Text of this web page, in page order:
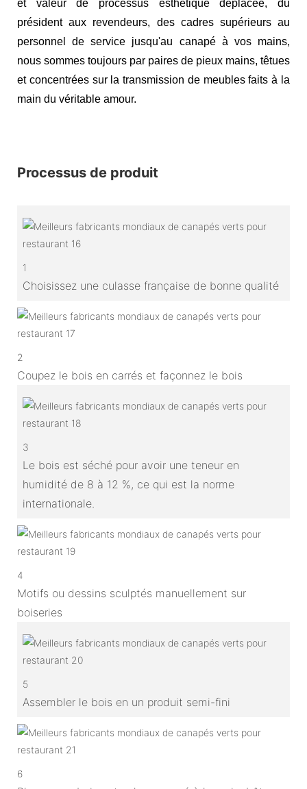
et valeur de processus esthétique déplacée, du
président aux revendeurs, des cadres supérieurs au
personnel de service jusqu'au canapé à vos mains,
nous sommes toujours par paires de pieux mains, têtues
et concentrées sur la transmission de meubles faits à la
main du véritable amour.
Processus de produit
1
Choisissez une culasse française de bonne qualité
2
Coupez le bois en carrés et façonnez le bois
3
Le bois est séché pour avoir une teneur en
humidité de 8 à 12 %, ce qui est la norme
internationale.
4
Motifs ou dessins sculptés manuellement sur
boiseries
5
Assembler le bois en un produit semi-fini
6